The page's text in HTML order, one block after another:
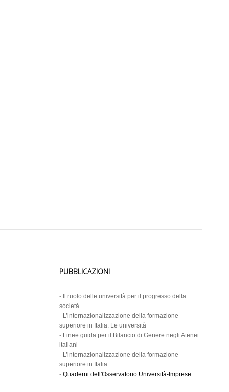
PUBBLICAZIONI
-
Il ruolo delle università per il progresso della
società
- L’internazionalizzazione della formazione
superiore in Italia. Le università
- Linee guida per il Bilancio di Genere negli Atenei
italiani
- L’internazionalizzazione della formazione
superiore in Italia.
- Quaderni dell'Osservatorio Università-Imprese